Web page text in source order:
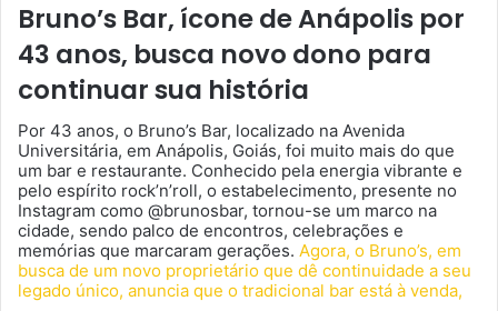
Bruno’s Bar, ícone de Anápolis por
43 anos, busca novo dono para
continuar sua história
Por 43 anos, o Bruno’s Bar, localizado na Avenida
Universitária, em Anápolis, Goiás, foi muito mais do que
um bar e restaurante. Conhecido pela energia vibrante e
pelo espírito rock’n’roll, o estabelecimento, presente no
Instagram como @brunosbar, tornou-se um marco na
cidade, sendo palco de encontros, celebrações e
memórias que marcaram gerações. Agora, o Bruno’s, em
busca de um novo proprietário que dê continuidade a seu
legado único, anuncia que o tradicional bar está à venda,